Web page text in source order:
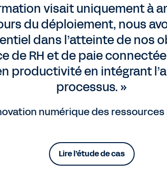
visait uniquement à
du déploiement, nous
dans l’atteinte de nos
de RH et de paie
productivité en intégrant
processus. »
numérique des
Lire l’étude de cas